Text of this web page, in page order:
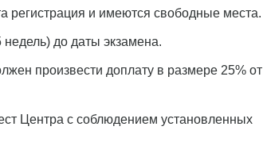
регистрация и имеются свободные места.
до даты экзамена.
произвести доплату в размере 25% от
Центра с соблюдением установленных